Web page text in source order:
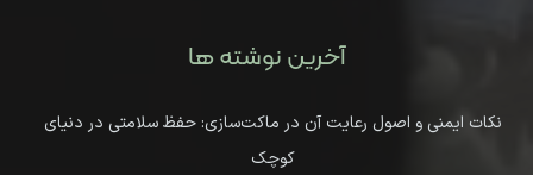
آخرین نوشته ها
نکات ایمنی و اصول رعایت آن در ماکت‌سازی: حفظ سلامتی در دنیای
کوچک